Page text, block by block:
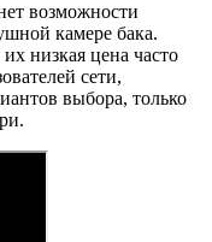
возможности
камере бака.
низкая цена часто
сети,
выбора, только